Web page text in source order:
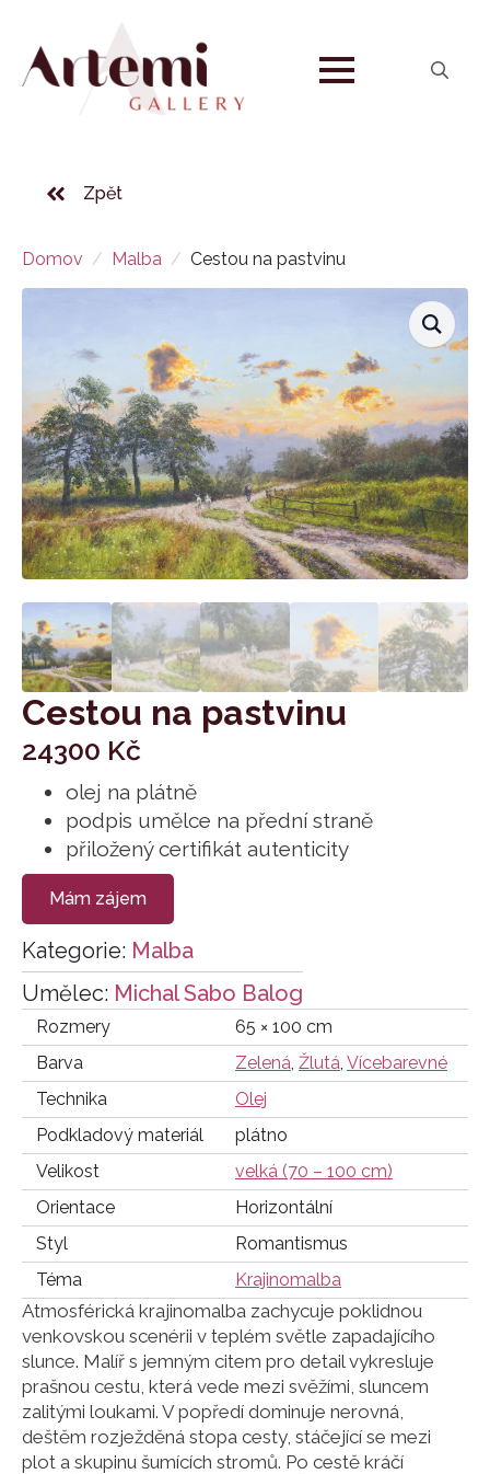
Zpět
Domov Malba Cestou na pastvinu
Cestou na pastvinu
24300 Kč
olej na plátně
podpis umělce na přední straně
přiložený certifikát autenticity
Mám zájem
Kategorie: Malba
Umělec: Michal Sabo Balog
Rozmery
65 × 100 cm
Barva
Zelená Žlutá Vícebarevné
Technika
Olej
Podkladový materiál
plátno
Velikost
velká (70 – 100 cm)
Orientace
Horizontální
Styl
Romantismus
Téma
Krajinomalba
Atmosférická krajinomalba zachycuje poklidnou
venkovskou scenérii v teplém světle zapadajícího
slunce. Malíř s jemným citem pro detail vykresluje
prašnou cestu, která vede mezi svěžími, sluncem
zalitými loukami. V popředí dominuje nerovná,
deštěm rozježděná stopa cesty, stáčející se mezi
plot a skupinu šumících stromů. Po cestě kráčí